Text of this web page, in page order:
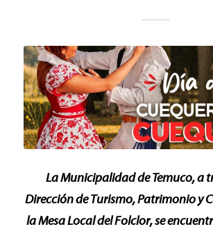
La Municipalidad de Temuco, a
Dirección de Turismo, Patrimonio y
la Mesa Local del Folclor, se